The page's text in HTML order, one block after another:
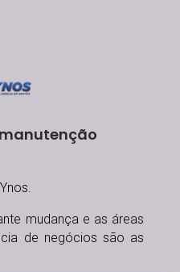
mudança e as áreas
de negócios são as